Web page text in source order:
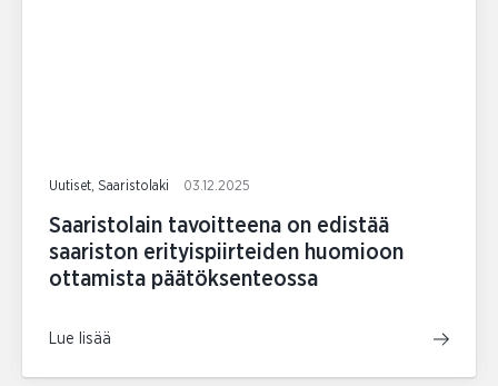
Uutiset, Saaristolaki 03.12.2025
Saaristolain tavoitteena on edistää
saariston erityispiirteiden huomioon
ottamista päätöksenteossa
Lue lisää